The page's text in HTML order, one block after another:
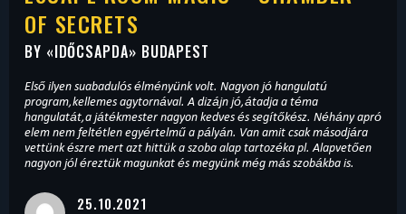
OF SECRETS
BY «IDŐCSAPDA» BUDAPEST
Első ilyen suabadulós élményünk volt. Nagyon jó hangulatú
program,kellemes agytornával. A dizájn jó,átadja a téma
hangulatát,a játékmester nagyon kedves és segítőkész. Néhány apró
elem nem feltétlen egyértelmű a pályán. Van amit csak másodjára
vettünk észre mert azt hittük a szoba alap tartozéka pl. Alapvetően
nagyon jól éreztük magunkat és megyünk még más szobákba is.
25.10.2021